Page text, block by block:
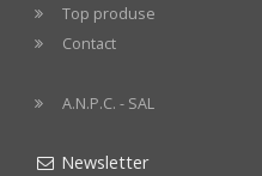
Top produse
Contact
A.N.P.C. - SAL
Newsletter